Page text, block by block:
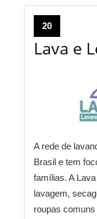
20
Lava e
A rede de
Brasil e tem
famílias. A
lavagem,
roupas